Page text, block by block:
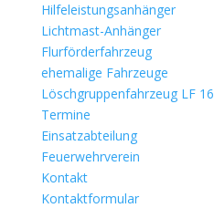
Hilfeleistungsanhänger
Lichtmast-Anhänger
Flurförderfahrzeug
ehemalige Fahrzeuge
Löschgruppenfahrzeug LF 16
Termine
Einsatzabteilung
Feuerwehrverein
Kontakt
Kontaktformular